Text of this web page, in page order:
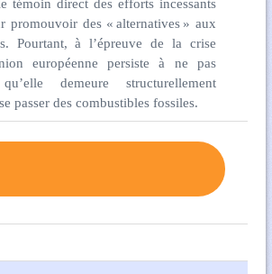
témoin direct des efforts incessants
promouvoir des « alternatives » aux
Pourtant, à l’épreuve de la crise
européenne persiste à ne pas
demeure structurellement
passer des combustibles fossiles.